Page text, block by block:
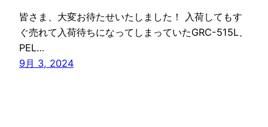
皆さま、大変お待たせいたしました！ 入荷してもす
ぐ売れて入荷待ちになってしまっていたGRC-515L、
PEL…
9月 3, 2024